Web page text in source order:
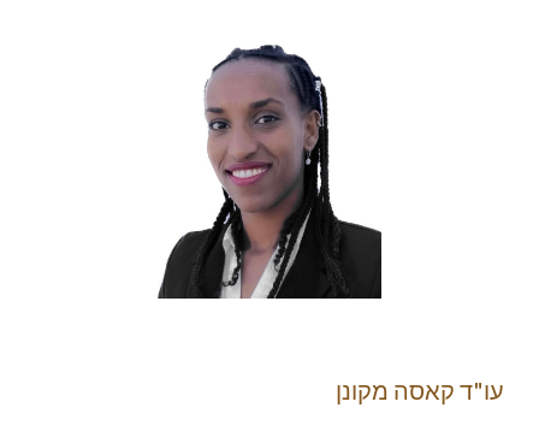
עו"ד קאסה מקונן